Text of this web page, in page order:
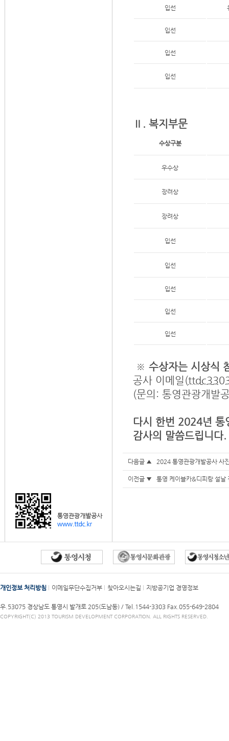
입선
입선
입선
입선
Ⅱ. 복지부문
수상구분
우수상
장려상
장려상
입선
입선
입선
입선
입선
※ 수상자는 시상식
공사 이메일(
(문의: 통영관광개발
다시 한번 2024년 통
감사의 말씀드립니다.
다음글 ▲ 2024 통영관광개발공사 사진
이전글 ▼ 통영 케이블카&디피랑 설날
개인정보 처리방침 이메일무단수집거부 찾아오시는길 지방공기업 경영정보
우.53075 경상남도 통영시 발개로 205(도남동) / Tel.1544-3303 Fax.055-649-2804
COPYRIGHT(C) 2013 TOURISM DEVELOPMENT CORPORATION. ALL RIGHTS RESERVED.